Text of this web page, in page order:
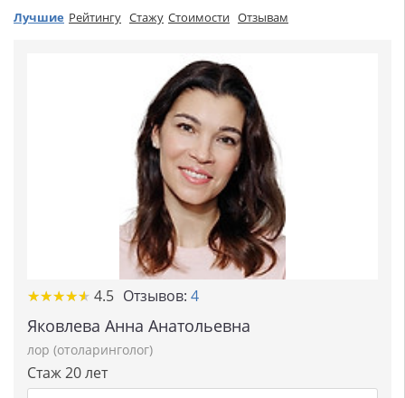
Лучшие Рейтингу Стажу Стоимости Отзывам
★★★★★
★★★★★ 4.5 Отзывов: 4
Яковлева Анна Анатольевна
лор (отоларинголог)
Стаж 20 лет